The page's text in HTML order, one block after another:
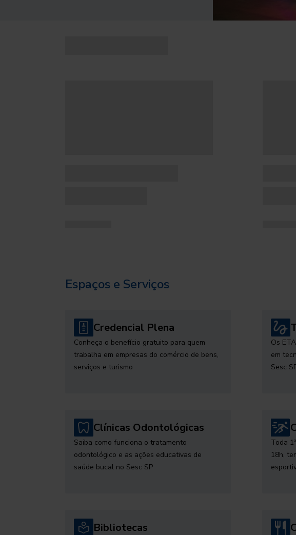
Espaços e Serviços
Credencial Plena
Conheça o benefício gratuito para quem
trabalha em empresas do comércio de bens,
serviços e turismo
Os
em
Sesc
Clínicas Odontológicas
Saiba como funciona o tratamento
odontológico e as ações educativas de
saúde bucal no Sesc SP
Toda
18h,
Bibliotecas